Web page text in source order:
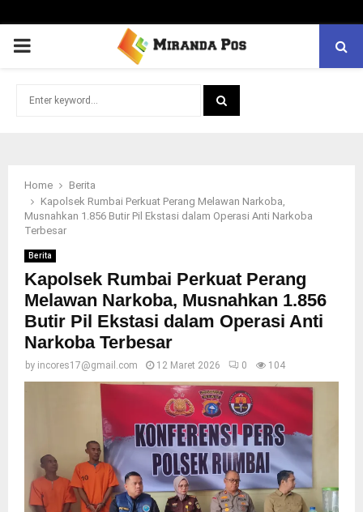
PRIMARY
Home
Berita
Kapolsek Rumbai Perkuat Perang Melawan Narkoba,
Musnahkan 1.856 Butir Pil Ekstasi dalam Operasi Anti Narkoba
Terbesar
Berita
Kapolsek Rumbai Perkuat Perang
Melawan Narkoba, Musnahkan 1.856
Butir Pil Ekstasi dalam Operasi Anti
Narkoba Terbesar
by incores17@gmail.com 12 Maret 2026 0 104